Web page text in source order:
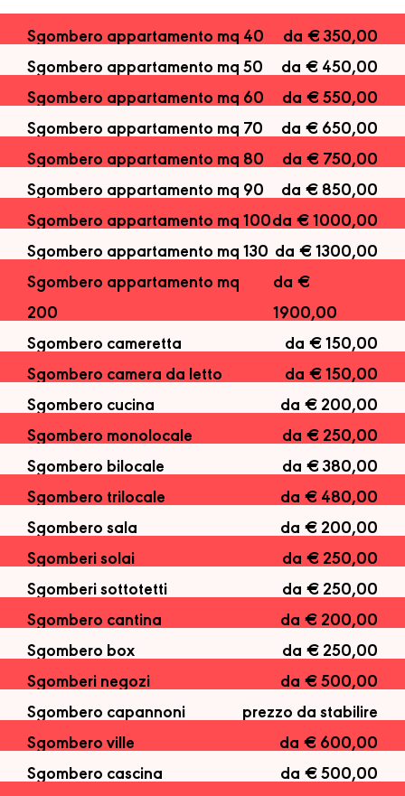
Sgombero appartamento mq 40
da € 350,00
Sgombero appartamento mq 50
da € 450,00
Sgombero appartamento mq 60
da € 550,00
Sgombero appartamento mq 70
da € 650,00
Sgombero appartamento mq 80
da € 750,00
Sgombero appartamento mq 90
da € 850,00
Sgombero appartamento mq 100da € 1000,00
Sgombero appartamento mq 130 da € 1300,00
Sgombero appartamento mq
200
da €
1900,00
Sgombero cameretta
da € 150,00
Sgombero camera da letto
da € 150,00
Sgombero cucina
da € 200,00
Sgombero monolocale
da € 250,00
Sgombero bilocale
da € 380,00
Sgombero trilocale
da € 480,00
Sgombero sala
da € 200,00
Sgomberi solai
da € 250,00
Sgomberi sottotetti
da € 250,00
Sgombero cantina
da € 200,00
Sgombero box
da € 250,00
Sgomberi negozi
da € 500,00
Sgombero capannoni
prezzo da stabilire
Sgombero ville
da € 600,00
Sgombero cascina
da € 500,00